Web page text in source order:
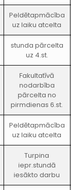
Peldētapmācība
uz laiku atcelta
stunda pārcelta
uz 4.st.
Fakultatīvā
nodarbība
pārcelta no
pirmdienas 6.st.
Peldētapmācība
uz laiku atcelta
Turpina
iepr.stundā
iesākto darbu